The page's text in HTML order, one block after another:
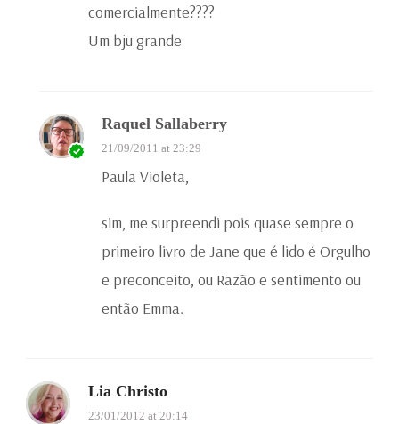
comercialmente????
Um bju grande
Raquel Sallaberry
21/09/2011 at 23:29
Paula Violeta,
sim, me surpreendi pois quase sempre o
primeiro livro de Jane que é lido é Orgulho
e preconceito, ou Razão e sentimento ou
então Emma.
Lia Christo
23/01/2012 at 20:14